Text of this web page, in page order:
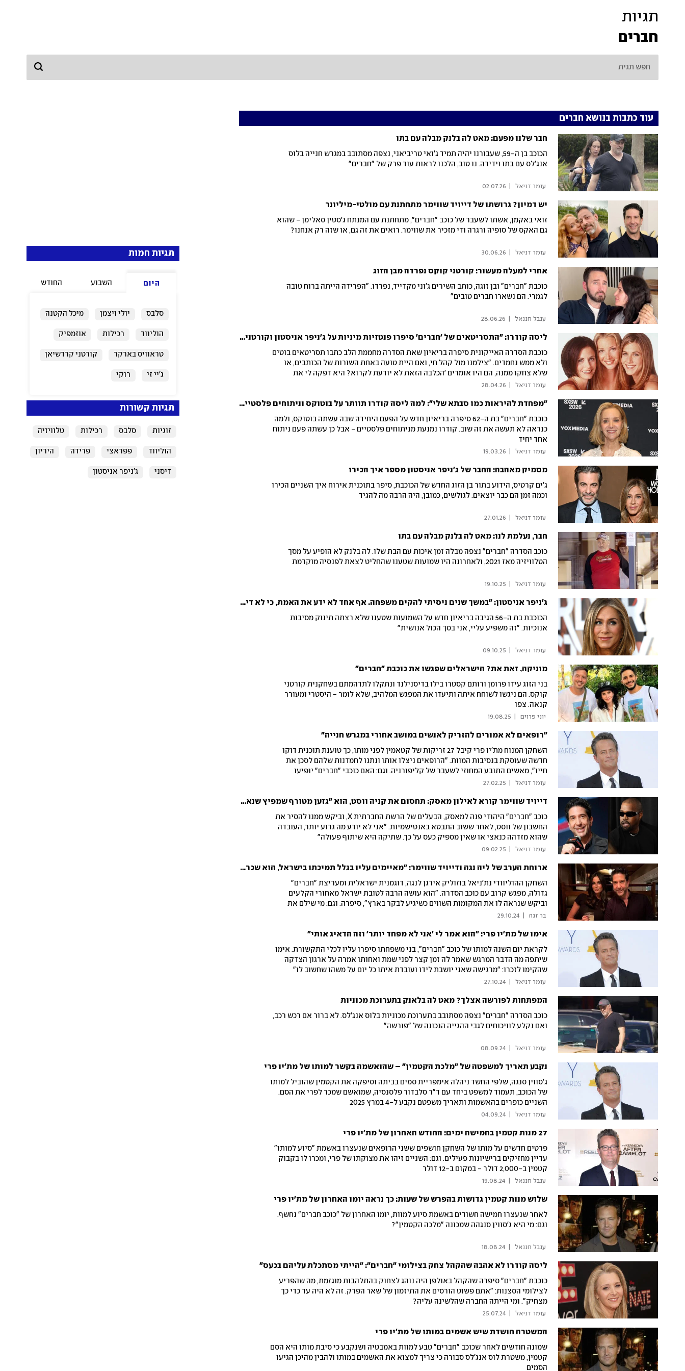
תגיות
חברים
עוד כתבות בנושא חברים
חבר שלנו מפעם: מאט לה בלנק מבלה עם בתו
הכוכב בן ה-59, שעבורנו יהיה תמיד ג'ואי טריביאני, נצפה מסתובב במגרש חנייה בלוס
אנג'לס עם בתו וידידה. נו טוב, הלכנו לראות עוד פרק של "חברים"
עומר דניאל 02.07.26
יש דמיון? גרושתו של דייויד שווימר מתחתנת עם מולטי-מיליונר
זואי באקמן, אשתו לשעבר של כוכב "חברים", מתחתנת עם המנתח ג'סטין סאלימן - שהוא
גם האקס של סופיה ורגרה ודי מזכיר את שווימר. רואים את זה גם, או שזה רק אנחנו?
עומר דניאל 30.06.26
אחרי למעלה מעשור: קורטני קוקס נפרדה מבן הזוג
כוכבת "חברים" ובן זוגה, כותב השירים ג'וני מקדייד, נפרדו. "הפרידה הייתה ברוח טובה
לגמרי. הם נשארו חברים טובים"
ענבל חננאל 28.06.26
ליסה קודרו: "התסריטאים של 'חברים' סיפרו פנטזיות מיניות על ג'ניפר אניסטון וקורטני קוקס"
כוכבת הסדרה האייקונית סיפרה בריאיון שאת הסדרה מחממת הלב כתבו תסריטאים בוטים
ולא ממש נחמדים. "צילמנו מול קהל חי, ואם היית טועה באחת השורות של הכותבים, או
שלא צחקו ממנה, הם היו אומרים 'הכלבה הזאת לא יודעת לקרוא? היא דפקה לי את
השורה!'"
עומר דניאל 28.04.26
"מפחדת להיראות כמו סבתא שלי": למה ליסה קודרו תוותר על בוטוקס וניתוחים פלסטיים?
כוכבת "חברים" בת ה-62 סיפרה בריאיון חדש על הפעם היחידה שבה עשתה בוטוקס, ולמה
כנראה לא תעשה את זה שוב. קודרו נמנעת מניתוחים פלסטיים - אבל כן עשתה פעם ניתוח
אחד יחיד
עומר דניאל 19.03.26
מסמיק מאהבה: החבר של ג'ניפר אניסטון מספר איך הכירו
ג'ים קרטיס, הידוע בתור בן הזוג החדש של הכוכבת, סיפר בתוכנית אירוח איך השניים הכירו
וכמה זמן הם כבר יוצאים. לגולשים, כמובן, היה הרבה מה להגיד
עומר דניאל 27.01.26
חבר, נעלמת לנו: מאט לה בלנק מבלה עם בתו
כוכב הסדרה "חברים" נצפה מבלה זמן איכות עם הבת שלו. לה בלנק לא הופיע על מסך
הטלוויזיה מאז 2021, ולאחרונה היו שמועות שטענו שהחליט לצאת לפנסיה מוקדמת
עומר דניאל 19.10.25
ג'ניפר אניסטון: "במשך שנים ניסיתי להקים משפחה. אף אחד לא ידע את האמת, כי לא דיברתי על הבעיות הרפואיות שלי"
הכוכבת בת ה-56 הגיבה בריאיון חדש על השמועות שטענו שלא רצתה תינוק מסיבות
אנוכיות. "זה משפיע עליי, אני בסך הכול אנושית"
עומר דניאל 09.10.25
מוניקה, זאת את? הישראלים שפגשו את כוכבת "חברים"
בני הזוג עידו פרומן ורותם קסטרו בילו בדיסנילנד ונתקלו לתדהמתם בשחקנית קורטני
קוקס. הם ניגשו לשוחח איתה ותיעדו את המפגש המלהיב, שלא לומר - היסטרי ומעורר
קנאה. צפו
יוני פרוים 19.08.25
"רופאים לא אמורים להזריק לאנשים במושב אחורי במגרש חנייה"
השחקן המנוח מת'יו פרי קיבל 27 זריקות של קטאמין לפני מותו, כך טוענת תוכנית דוקו
חדשה שעוסקת בנסיבות המוות. "הרופאים ניצלו אותו ונתנו לחמדנות שלהם לסכן את
חייו", מאשים התובע המחוזי לשעבר של קליפורניה. וגם: האם כוכבי "חברים" יופיעו
בדוקו?
עומר דניאל 27.02.25
דייויד שווימר קורא לאילון מאסק: תחסום את קניה ווסט, הוא "גזען מטורף שמפיץ שנאה"
כוכב "חברים" היהודי פנה למאסק, הבעלים של הרשת החברתית X, וביקש ממנו להסיר את
החשבון של ווסט, לאחר ששוב התבטא באנטישמיות. "אני לא יודע מה גרוע יותר, העובדה
שהוא מזדהה כנאצי או שאין מספיק כעס על כך. שתיקה היא שיתוף פעולה"
עומר דניאל 09.02.25
ארוחת הערב של ליה נגה ודייויד שווימר: ״מאיימים עליו בגלל תמיכתו בישראל, הוא שכר מאבטח״
השחקן ההוליוודי נת'ניאל בוזוליק אירגן לנגה, דוגמנית ישראלית ומעריצת "חברים"
גדולה, מפגש קרוב עם כוכב הסדרה. "הוא עושה הרבה לטובת ישראל מאחורי הקלעים
וביקש שנראה לו את המקומות השווים כשיגיע לבקר בארץ", סיפרה. וגם: מי שילם את
החשבון בסוף הערב?
בר זגה 29.10.24
אימו של מת'יו פרי: "הוא אמר לי 'אני לא מפחד יותר' וזה הדאיג אותי"
לקראת יום השנה למותו של כוכב "חברים", בני משפחתו סיפרו עליו לכלי התקשורת. אימו
שיתפה מה הדבר המרגש שאמר לה זמן קצר לפני שמת ואחותו אמרה על ארגון הצדקה
שהקימו לזכרו: "מרגישה שאני יושבת לידו ועובדת איתו כל יום על משהו שחשוב לו"
עומר דניאל 27.10.24
המפתחות לפורשה אצלך? מאט לה בלאנק בתערוכת מכוניות
כוכב הסדרה "חברים" נצפה מסתובב בתערוכת מכוניות בלוס אנג'לס. לא ברור אם רכש רכב,
ואם נקלע לוויכוחים לגבי ההגייה הנכונה של "פורשה"
עומר דניאל 08.09.24
נקבע תאריך למשפטה של "מלכת הקטמין" – שהואשמה בקשר למותו של מת'יו פרי
ג'סווין סנגה, שלפי החשד ניהלה אימפריית סמים בביתה וסיפקה את הקטמין שהוביל למותו
של הכוכב, תעמוד למשפט ביחד עם ד"ר סלבדור פלסנסיה, שמואשם שמכר לפרי את הסם.
השניים כופרים בהאשמות ותאריך משפטם נקבע ל-4 במרץ 2025
עומר דניאל 04.09.24
27 מנות קטמין בחמישה ימים: החודש האחרון של מת'יו פרי
פרטים חדשים על מותו של השחקן חושפים ששני הרופאים שנעצרו באשמת "סיוע למותו"
עדיין מחזיקים ברישיונות פעילים. וגם: השניים זיהו את מצוקתו של פרי, ומכרו לו בקבוק
קטמין ב-2,000 דולר - במקום ב-12 דולר
ענבל חננאל 19.08.24
שלוש מנות קטמין גדושות בהפרש של שעות: כך נראה יומו האחרון של מת'יו פרי
לאחר שנעצרו חמישה חשודים באשמת סיוע למוות, יומו האחרון של "כוכב חברים" נחשף.
וגם: מי היא ג'סווין סנגהה שמכונה "מלכה הקטמין"?
ענבל חננאל 18.08.24
ליסה קודרו לא אהבה שהקהל צחק בצילומי "חברים": "הייתי מסתכלת עליהם בכעס"
כוכבת "חברים" סיפרה שהקהל באולפן היה נוהג לצחוק בהתלהבות מוגזמת, מה שהפריע
לצילומי הסצנות: "אתם פשוט הורסים את התיזמון של שאר הפרק. זה לא היה עד כדי כך
מצחיק". ומי הייתה החברה שהלשינה עליה?
עומר דניאל 25.07.24
המשטרה חושדת שיש אשמים במותו של מת'יו פרי
שמונה חודשים לאחר שכוכב "חברים" טבע למוות באמבטיה ושנקבע כי סיבת מותו היא הסם
קטמין, משטרת לוס אנג'לס סבורה כי צריך למצוא את האשמים במותו ולהבין מהיכן הגיעו
הסמים
תגיות חמות
היום השבוע החודש
סלבס יולי ויצמן מיכל הקטנה
הוליווד רכילות אוזמפיק
טראוויס בארקר קורטני קרדשיאן
ג'יי זי רוקי
תגיות קשורות
זוגיות סלבס רכילות טלוויזיה
הוליווד פפראצי פרידה היריון
דיסני ג'ניפר אניסטון